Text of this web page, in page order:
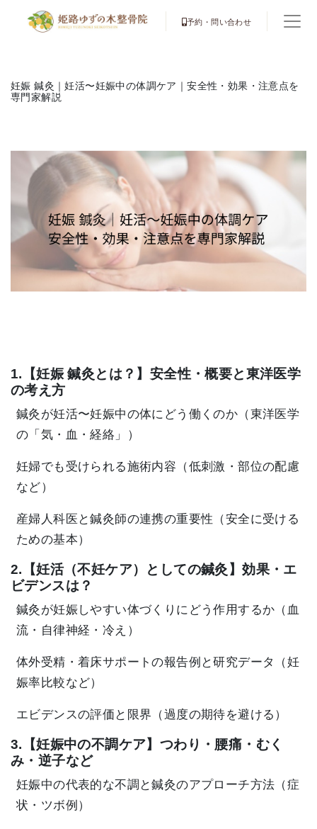
予約・問い合わせ
妊娠 鍼灸｜妊活〜妊娠中の体調ケア｜安全性・効果・注意点を
専門家解説
1.【妊娠 鍼灸とは？】安全性・概要と東洋医学
の考え方
鍼灸が妊活〜妊娠中の体にどう働くのか（東洋医学
の「気・血・経絡」）
妊婦でも受けられる施術内容（低刺激・部位の配慮
など）
産婦人科医と鍼灸師の連携の重要性（安全に受ける
ための基本）
2.【妊活（不妊ケア）としての鍼灸】効果・エ
ビデンスは？
鍼灸が妊娠しやすい体づくりにどう作用するか（血
流・自律神経・冷え）
体外受精・着床サポートの報告例と研究データ（妊
娠率比較など）
エビデンスの評価と限界（過度の期待を避ける）
3.【妊娠中の不調ケア】つわり・腰痛・むく
み・逆子など
妊娠中の代表的な不調と鍼灸のアプローチ方法（症
状・ツボ例）